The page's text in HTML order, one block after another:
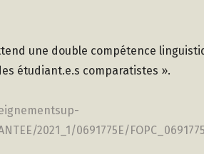
une double compétence
étudiant.e.s comparatistes ».
2021_1/0691775E/